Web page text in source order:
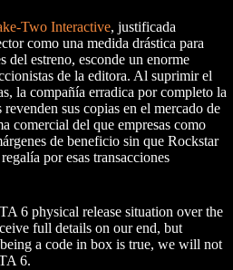
Two Interactive, justificada
como una medida drástica para
del estreno, esconde un enorme
de la editora. Al suprimir el
la compañía erradica por completo la
sus copias en el mercado de
comercial del que empresas como
de beneficio sin que Rockstar
por esas transacciones
6 physical release situation over the
full details on our end, but
a code in box is true, we will not
6.